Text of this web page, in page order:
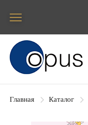
Блок поиска
Главная Каталог